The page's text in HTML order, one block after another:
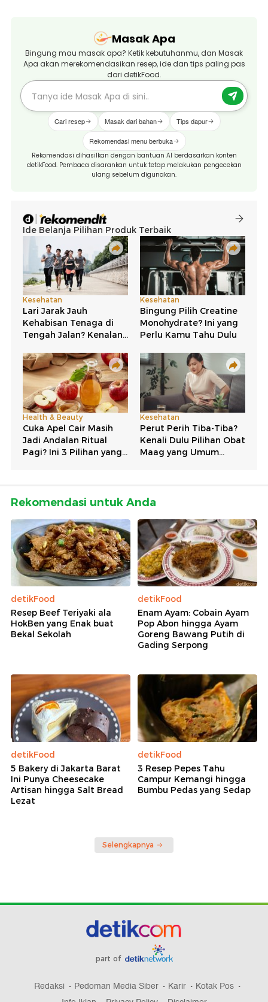
Masak Apa
Bingung mau masak apa? Ketik kebutuhanmu, dan Masak
Apa akan merekomendasikan resep, ide dan tips paling pas
dari detikFood.
Cari resep Masak dari bahan Tips dapur
Rekomendasi menu berbuka
Rekomendasi dihasilkan dengan bantuan AI berdasarkan konten
detikFood. Pembaca disarankan untuk tetap melakukan pengecekan
ulang sebelum digunakan.
Rekomendasi untuk Anda
detikFood
Resep Beef Teriyaki ala
HokBen yang Enak buat
Bekal Sekolah
detikFood
Enam Ayam: Cobain Ayam
Pop Abon hingga Ayam
Goreng Bawang Putih di
Gading Serpong
detikFood
5 Bakery di Jakarta Barat
Ini Punya Cheesecake
Artisan hingga Salt Bread
Lezat
detikFood
3 Resep Pepes Tahu
Campur Kemangi hingga
Bumbu Pedas yang Sedap
Selengkapnya
part of
Redaksi Pedoman Media Siber Karir
Kotak Pos